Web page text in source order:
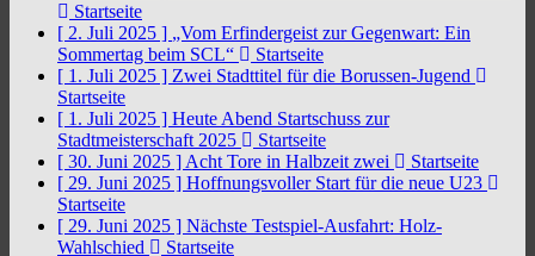
Startseite
[ 2. Juli 2025 ] „Vom Erfindergeist zur Gegenwart: Ein
Sommertag beim SCL“
Startseite
[ 1. Juli 2025 ] Zwei Stadttitel für die Borussen-Jugend
Startseite
[ 1. Juli 2025 ] Heute Abend Startschuss zur
Stadtmeisterschaft 2025
Startseite
[ 30. Juni 2025 ] Acht Tore in Halbzeit zwei
Startseite
[ 29. Juni 2025 ] Hoffnungsvoller Start für die neue U23
Startseite
[ 29. Juni 2025 ] Nächste Testspiel-Ausfahrt: Holz-
Wahlschied
Startseite